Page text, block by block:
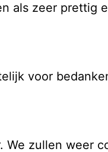
als zeer prettig
voor
zullen weer